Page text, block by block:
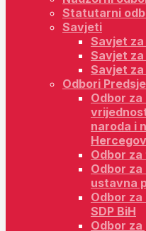
Statutarni
Savjeti
Savjet
Savjet za
Savjet
Odbori
Odbor
naroda i
Odbor
Odbor
ustavna
Odbor
SDP BiH
Odbor